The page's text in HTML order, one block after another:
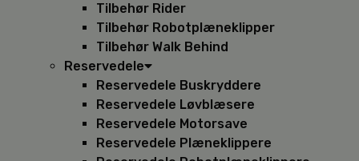
Tilbehør Rider
Tilbehør Robotplæneklipper
Tilbehør Walk Behind
Reservedele
Reservedele Buskryddere
Reservedele Løvblæsere
Reservedele Motorsave
Reservedele Plæneklippere